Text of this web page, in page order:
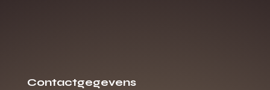
Contactgegevens